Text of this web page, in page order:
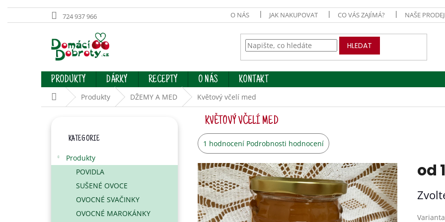
724 937 966 O NÁS JAK NAKUPOVAT CO VÁS ZAJÍMÁ? NAŠE
HLEDAT
PRODUKTY DÁRKY RECEPTY O NÁS KONTAKT
Domů Produkty DŽEMY A MED Květový včelí med
kategorie
KATEGORIE
Produkty
POVIDLA
SUŠENÉ OVOCE
OVOCNÉ SVAČINKY
OVOCNÉ MAROKÁNKY
KVĚTOVÝ VČELÍ MED
Průměrné
hodnocení
produktu
je
5,0
z
5
hvězdiček.
1 hodnocení Podrobnosti hodnocení
od
cena:
Varianta